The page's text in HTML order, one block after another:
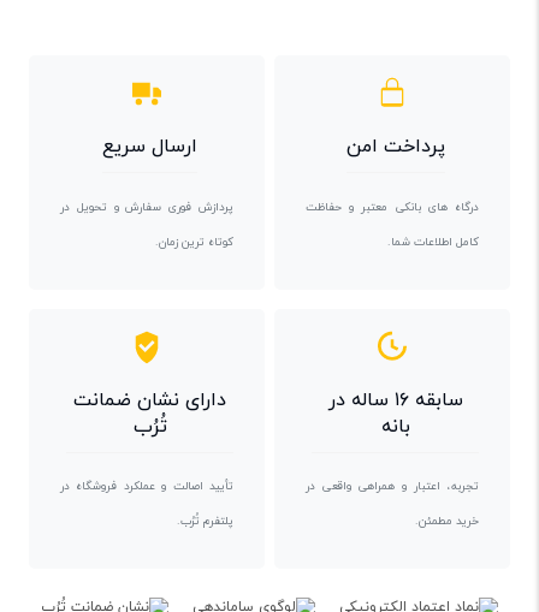
پرداخت امن
درگاه های بانکی معتبر و حفاظت
کامل اطلاعات شما.
ارسال سریع
پردازش فوری سفارش و تحویل در
کوتاه ترین زمان.
سابقه ۱۶ ساله در
بانه
تجربه، اعتبار و همراهی واقعی در
خرید مطمئن.
دارای نشان ضمانت
تُرُب
تأیید اصالت و عملکرد فروشگاه در
پلتفرم تُرُب.